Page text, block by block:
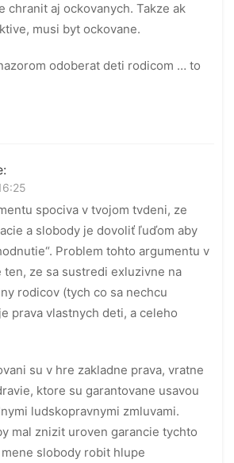
chranit aj ockovanych. Takze ak
musi byt ockovane.
odoberat deti rodicom … to
spociva v tvojom tvdeni, ze
a slobody je dovoliť ľuďom aby
Problem tohto argumentu v
ten, ze sa sustredi exluzivne na
rodicov (tych co sa nechcu
prava vlastnych deti, a celeho
su v hre zakladne prava, vratne
ktore su garantovane usavou
ludskopravnymi zmluvami.
mal znizit uroven garancie tychto
slobody robit hlupe